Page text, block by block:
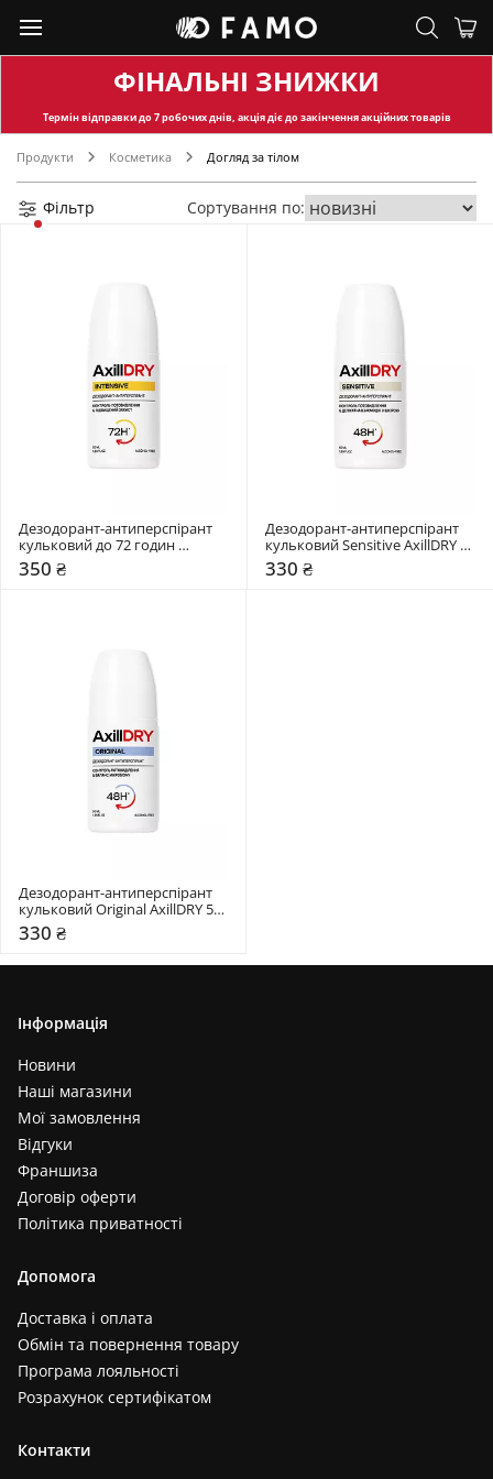
ФІНАЛЬНІ ЗНИЖКИ
Термін відправкидо 7 робочих днів, акція діє до закінчення акційних товарів
Продукти Косметика Догляд за тілом
Фільтр Сортування по:
Дезодорант-антиперспірант
кульковий до 72 годин
350 ₴
Дезодорант-антиперспірант
кульковий Sensitive AxillDRY 50
мл
330 ₴
Дезодорант-антиперспірант
кульковий Original AxillDRY 50
мл
330 ₴
Інформація
Новини
Наші магазини
Мої замовлення
Відгуки
Франшиза
Договір оферти
Політика приватності
Допомога
Доставка і оплата
Обмін та повернення товару
Програма лояльності
Розрахунок сертифікатом
Контакти